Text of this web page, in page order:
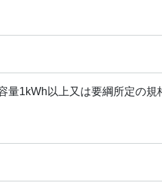
量1kWh以上又は要綱所定の規